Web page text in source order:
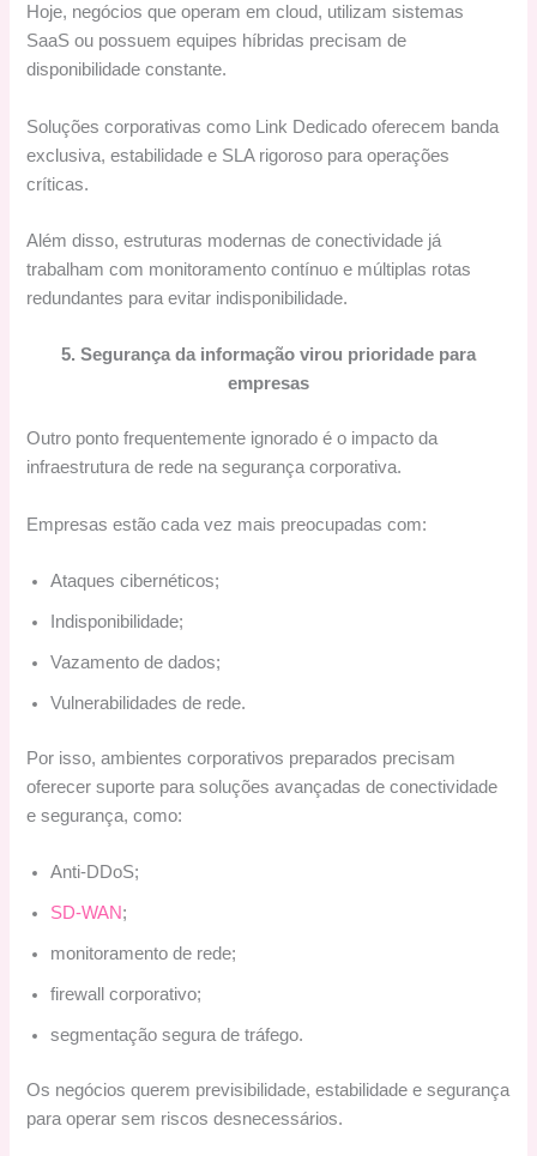
Hoje, negócios que operam em cloud, utilizam sistemas
SaaS ou possuem equipes híbridas precisam de
disponibilidade constante.
Soluções corporativas como Link Dedicado oferecem banda
exclusiva, estabilidade e SLA rigoroso para operações
críticas.
Além disso, estruturas modernas de conectividade já
trabalham com monitoramento contínuo e múltiplas rotas
redundantes para evitar indisponibilidade.
5. Segurança da informação virou prioridade para
empresas
Outro ponto frequentemente ignorado é o impacto da
infraestrutura de rede na segurança corporativa.
Empresas estão cada vez mais preocupadas com:
Ataques cibernéticos;
Indisponibilidade;
Vazamento de dados;
Vulnerabilidades de rede.
Por isso, ambientes corporativos preparados precisam
oferecer suporte para soluções avançadas de conectividade
e segurança, como:
Anti-DDoS;
SD-WAN;
monitoramento de rede;
firewall corporativo;
segmentação segura de tráfego.
Os negócios querem previsibilidade, estabilidade e segurança
para operar sem riscos desnecessários.